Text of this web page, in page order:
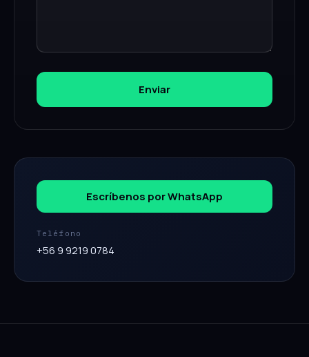
Enviar
Escríbenos por WhatsApp
Teléfono
+56 9 9219 0784